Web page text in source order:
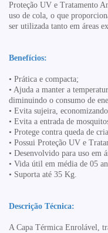
Proteção UV e Tratamento
uso de cola, o que
ser utilizada tanto em áreas
Benefícios:
• Prática e compacta;
• Ajuda a manter a
diminuindo o consumo de
• Evita sujeira,
• Evita a entrada de
• Protege contra queda de
• Possui Proteção UV e
• Desenvolvido para uso em
• Vida útil em média de 05
• Suporta até 35 Kg.
Descrição Técnica:
A Capa Térmica Enrolável,